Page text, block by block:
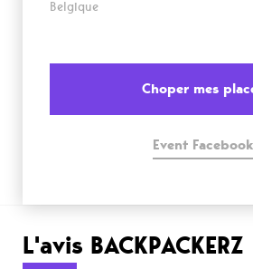
Belgique
Choper mes
Event Facebook
L'avis BACKPACKERZ